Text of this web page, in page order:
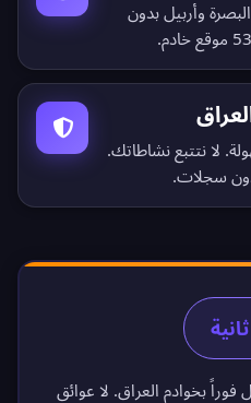
وأربيل بدون
.
لا نتتبع نشاطاتك.
سجلات.
فوراً بخوادم العراق. لا عوائق